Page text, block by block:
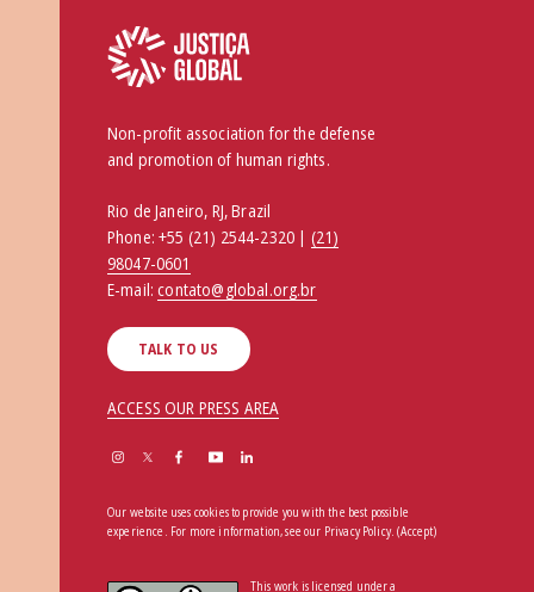
Non-profit association for the defense
and promotion of human rights.
Rio de Janeiro, RJ, Brazil
Phone:+55 (21) 2544-2320 | (21)
98047-0601
E-mail:contato@global.org.br
TALK TO US
ACCESS OUR PRESS AREA
Our website uses cookies to provide you with the best possible
experience. For more information, see our Privacy Policy.(Accept)
This work is licensed under a